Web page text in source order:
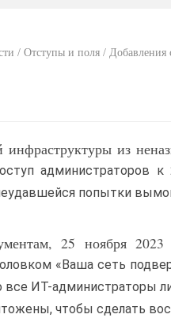
/ Отступы и поля / Добавления
из
попытки
25 ноября
«Ваша сеть
все ИТ-администраторы
чтобы сделать